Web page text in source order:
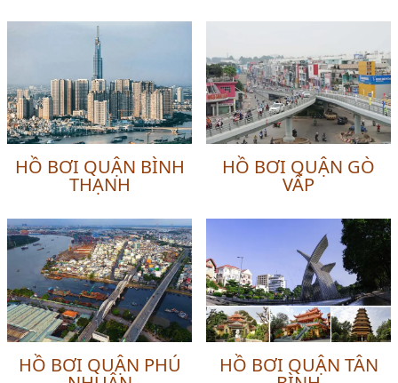
HỒ BƠI QUẬN BÌNH
THẠNH
HỒ BƠI QUẬN GÒ
VẤP
HỒ BƠI QUẬN PHÚ HỒ BƠI QUẬN TÂN